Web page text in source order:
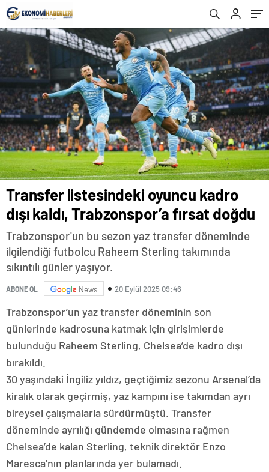
Transfer listesindeki oyuncu kadro
dışı kaldı, Trabzonspor’a fırsat doğdu
Trabzonspor'un bu sezon yaz transfer döneminde
ilgilendiği futbolcu Raheem Sterling takımında
sıkıntılı günler yaşıyor.
ABONE OL News 20 Eylül 2025 09:46
Trabzonspor’un yaz transfer döneminin son
günlerinde kadrosuna katmak için girişimlerde
bulunduğu Raheem Sterling, Chelsea’de kadro dışı
bırakıldı.
30 yaşındaki İngiliz yıldız, geçtiğimiz sezonu Arsenal’da
kiralık olarak geçirmiş, yaz kampını ise takımdan ayrı
bireysel çalışmalarla sürdürmüştü. Transfer
döneminde ayrılığı gündemde olmasına rağmen
Chelsea’de kalan Sterling, teknik direktör Enzo
Maresca’nın planlarında yer bulamadı.